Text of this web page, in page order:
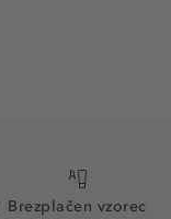
Brezplačen vzorec